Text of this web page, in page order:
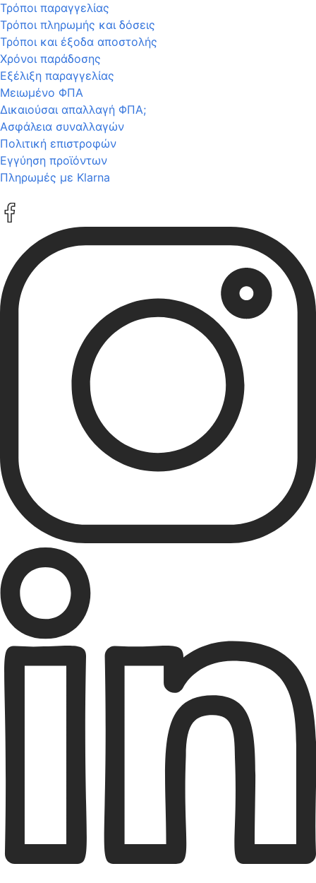
Τρόποι παραγγελίας
Τρόποι πληρωμής και δόσεις
Τρόποι και έξοδα αποστολής
Χρόνοι παράδοσης
Εξέλιξη παραγγελίας
Μειωμένο ΦΠΑ
Δικαιούσαι απαλλαγή ΦΠΑ;
Ασφάλεια συναλλαγών
Πολιτική επιστροφών
Εγγύηση προϊόντων
Πληρωμές με Klarna